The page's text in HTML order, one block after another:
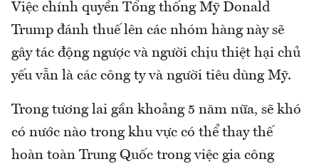
Việc chính quyền Tổng thống Mỹ Donald
Trump đánh thuế lên các nhóm hàng này sẽ
gây tác động ngược và người chịu thiệt hại chủ
yếu vẫn là các công ty và người tiêu dùng Mỹ.
Trong tương lai gần khoảng 5 năm nữa, sẽ khó
có nước nào trong khu vực có thể thay thế
hoàn toàn Trung Quốc trong việc gia công